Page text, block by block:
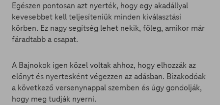
Egészen pontosan azt nyerték, hogy egy akadállyal
kevesebbet kell teljesíteniük minden kiválasztási
körben. Ez nagy segítség lehet nekik, főleg, amikor már
fáradtabb a csapat.
A Bajnokok igen közel voltak ahhoz, hogy elhozzák az
előnyt és nyertesként végezzen az adásban. Bizakodóak
a következő versenynappal szemben és úgy gondolják,
hogy meg tudják nyerni.